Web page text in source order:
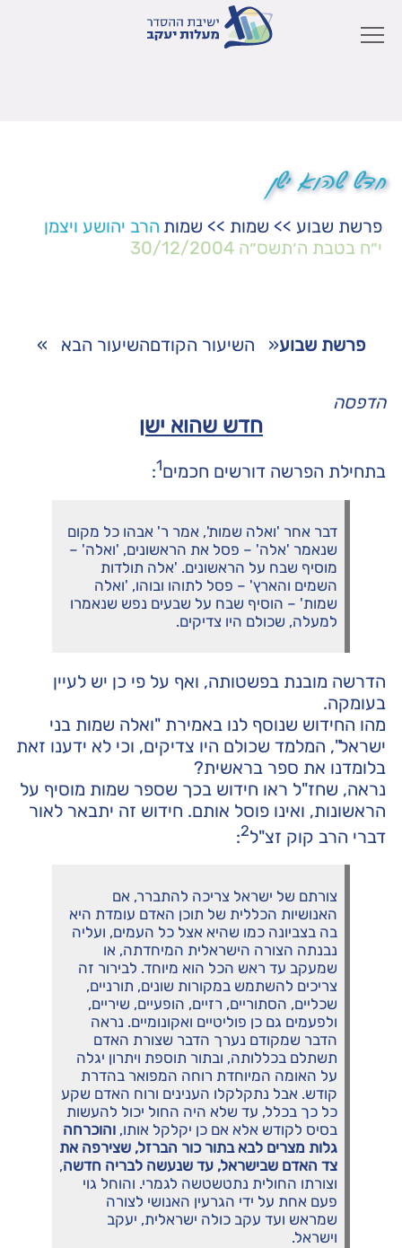
חדש שהוא ישן
פרשת שבוע >> שמות >> שמות הרב יהושע ויצמן
י״ח בטבת ה׳תשס״ה 30/12/2004
פרשת שבוע« השיעור הקודםהשיעור הבא »
הדפסה
חדש שהוא ישן
בתחילת הפרשה דורשים חכמים1
:
דבר אחר 'ואלה שמות', אמר ר' אבהו כל מקום
שנאמר 'אלה' – פסל את הראשונים, 'ואלה' –
מוסיף שבח על הראשונים. 'אלה תולדות
השמים והארץ' – פסל לתוהו ובוהו, 'ואלה
שמות' – הוסיף שבח על שבעים נפש שנאמרו
למעלה, שכולם היו צדיקים.
הדרשה מובנת בפשטותה, ואף על פי כן יש לעיין
בעומקה.
מהו החידוש שנוסף לנו באמירת "ואלה שמות בני
ישראל", המלמד שכולם היו צדיקים, וכי לא ידענו זאת
בלומדנו את ספר בראשית?
נראה, שחז"ל ראו חידוש בכך שספר שמות מוסיף על
הראשונות, ואינו פוסל אותם. חידוש זה יתבאר לאור
דברי הרב קוק זצ"ל2
:
צורתם של ישראל צריכה להתברר, אם
האנושיות הכללית של תוכן האדם עומדת היא
בה בצביונה כמו שהיא אצל כל העמים, ועליה
נבנתה הצורה הישראלית המיחדתה, או
שמעקב עד ראש הכל הוא מיוחד. לבירור זה
צריכים להשתמש במקורות שונים, תורניים,
שכליים, הסתוריים, רזיים, הופעיים, שיריים,
ולפעמים גם כן פוליטיים ואקונומיים. נראה
הדבר שמקודם נערך הדבר שצורת האדם
תשתלם בכללותה, ובתור תוספת ויתרון יגלה
על האומה המיוחדת רוחה המפואר בהדרת
קודש. אבל נתקלקלו הענינים ורוח האדם שקע
כל כך בכלל, עד שלא היה החול יכול להעשות
בסיס לקודש אלא אם כן יקלקל אותו, והוכרחה
גלות מצרים לבא בתור כור הברזל, שצירפה את
צד האדם שבישראל, עד שנעשה לבריה חדשה,
וצורתו החולית נתטשטשה לגמרי. והוחל גוי
פעם אחת על ידי הגרעין האנושי לצורה
שמראש ועד עקב כולה ישראלית, יעקב
וישראל.